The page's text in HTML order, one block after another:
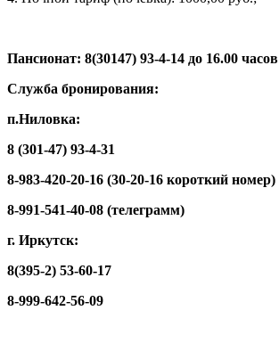
Пансионат: 8(30147) 93-4-14 до 16.00 часов
Служба бронирования:
п.Ниловка:
8 (301-47) 93-4-31
8-983-420-20-16 (30-20-16 короткий номер)
8-991-541-40-08 (телеграмм)
г. Иркутск:
8(395-2) 53-60-17
8-999-642-56-09